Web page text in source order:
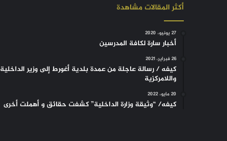
أكثر المقالات مشاهدة
27 يونيو، 2020
أخبار سارة لكافة المدرسين
26 فبراير، 2021
كيفه / رسالة عاجلة من عمدة بلدية أغورط إلى وزير الداخلية
واللامركزية
20 مايو، 2022
كيفه/ “وثيقة وزارة الداخلية” كشفت حقائق و أهملت أخرى